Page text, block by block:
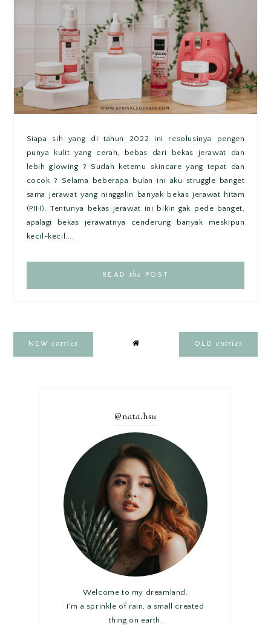
Siapa sih yang di tahun 2022 ini resolusinya pengen
punya kulit yang cerah, bebas dari bekas jerawat dan
lebih glowing ? Sudah ketemu skincare yang tepat dan
cocok ? Selama beberapa bulan ini aku struggle banget
sama jerawat yang ninggalin banyak bekas jerawat hitam
(PIH). Tentunya bekas jerawat ini bikin gak pede banget,
apalagi bekas jerawatnya cenderung banyak meskipun
kecil-kecil....
READ the POST
NEWentries OLD entries
@nata.hsu
Welcome to my dreamland.
I'm a sprinkle of rain, a small created
thing on earth.